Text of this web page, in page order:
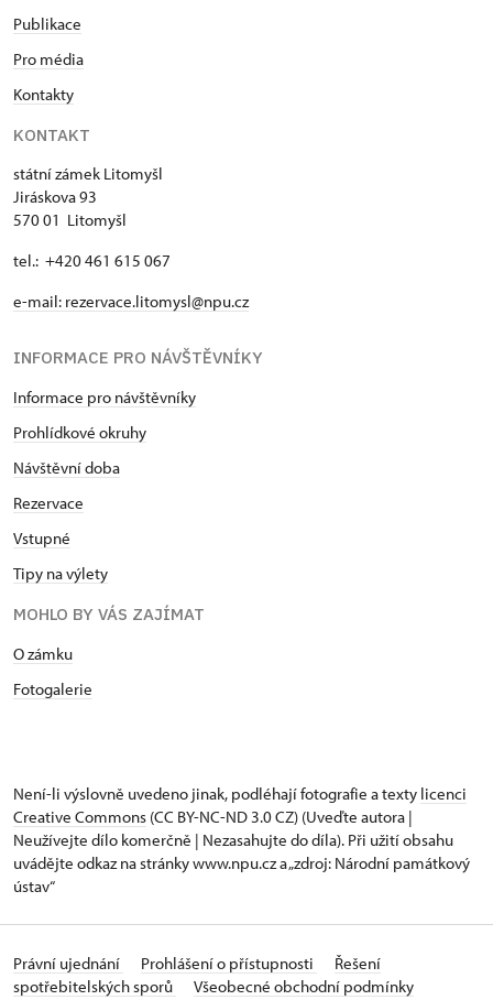
Publikace
Pro média
Kontakty
KONTAKT
státní zámek Litomyšl
Jiráskova 93
570 01 Litomyšl
tel.: +420 461 615 067
e-mail: rezervace.litomysl@npu.cz
INFORMACE PRO NÁVŠTĚVNÍKY
Informace pro návštěvníky
Prohlídkové okruhy
Návštěvní doba
Rezervace
Vstupné
Tipy na výlety
MOHLO BY VÁS ZAJÍMAT
O zámku
Fotogalerie
Není-li výslovně uvedeno jinak, podléhají fotografie a texty licenci
Creative Commons (CC BY-NC-ND 3.0 CZ) (Uveďte autora |
Neužívejte dílo komerčně | Nezasahujte do díla). Při užití obsahu
uvádějte odkaz na stránky www.npu.cz a „zdroj: Národní památkový
ústav“
Právní ujednání Prohlášení o přístupnosti
Řešení
spotřebitelských sporů
Všeobecné obchodní podmínky